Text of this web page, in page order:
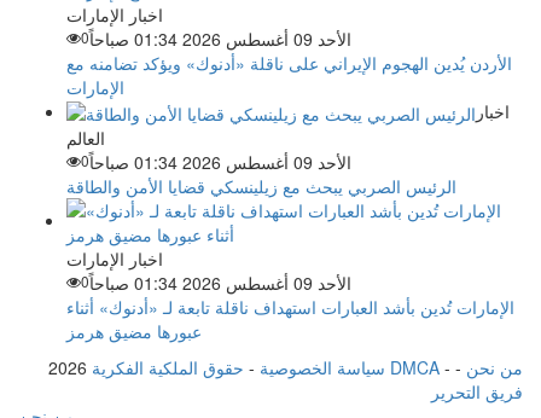
اخبار الإمارات
الأحد 09 أغسطس 2026 01:34 صباحاً
0
الأردن يُدين الهجوم الإيراني على ناقلة «أدنوك» ويؤكد تضامنه مع
الإمارات
اخبار
العالم
الأحد 09 أغسطس 2026 01:34 صباحاً
0
الرئيس الصربي يبحث مع زيلينسكي قضايا الأمن والطاقة
اخبار الإمارات
الأحد 09 أغسطس 2026 01:34 صباحاً
0
الإمارات تُدين بأشد العبارات استهداف ناقلة تابعة لـ «أدنوك» أثناء
عبورها مضيق هرمز
2026
سياسة الخصوصية - حقوق الملكية الفكرية DMCA - من نحن -
فريق التحرير